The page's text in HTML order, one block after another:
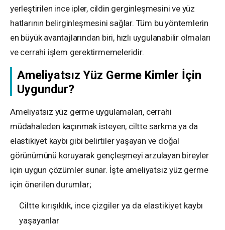
yerleştirilen ince ipler, cildin gerginleşmesini ve yüz
hatlarının belirginleşmesini sağlar. Tüm bu yöntemlerin
en büyük avantajlarından biri, hızlı uygulanabilir olmaları
ve cerrahi işlem gerektirmemeleridir.
Ameliyatsız Yüz Germe Kimler İçin
Uygundur?
Ameliyatsız yüz germe uygulamaları, cerrahi
müdahaleden kaçınmak isteyen, ciltte sarkma ya da
elastikiyet kaybı gibi belirtiler yaşayan ve doğal
görünümünü koruyarak gençleşmeyi arzulayan bireyler
için uygun çözümler sunar. İşte ameliyatsız yüz germe
için önerilen durumlar;
Ciltte kırışıklık, ince çizgiler ya da elastikiyet kaybı
yaşayanlar